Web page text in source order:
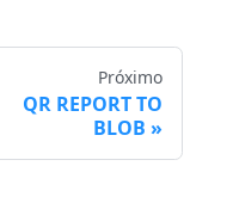
Próximo
QR REPORT TO
BLOB